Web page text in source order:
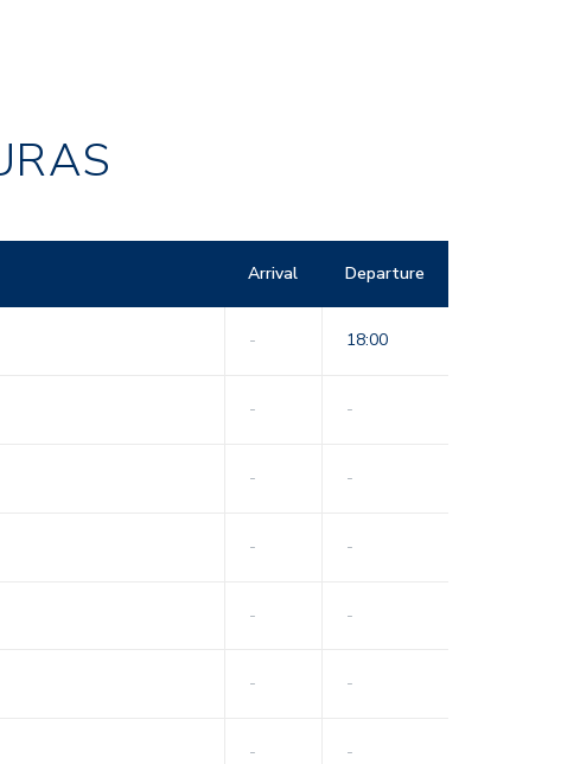
Arrival Departure
- 18:00
- -
- -
- -
- -
- -
- -